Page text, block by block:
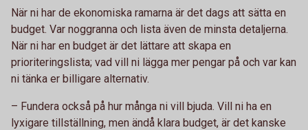
När ni har de ekonomiska ramarna är det dags att sätta en
budget. Var noggranna och lista även de minsta detaljerna.
När ni har en budget är det lättare att skapa en
prioriteringslista; vad vill ni lägga mer pengar på och var kan
ni tänka er billigare alternativ.
– Fundera också på hur många ni vill bjuda. Vill ni ha en
lyxigare tillställning, men ändå klara budget, är det kanske